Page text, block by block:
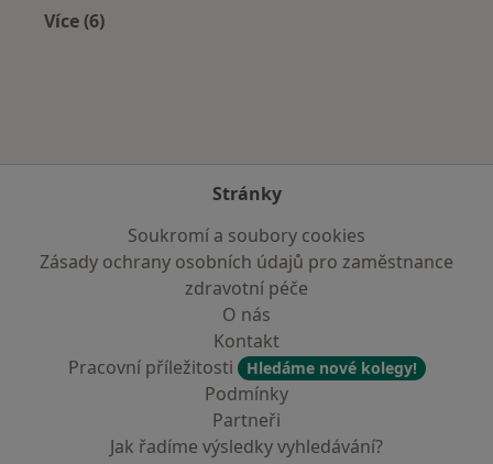
Více (6)
Stránky
Soukromí a soubory cookies
Zásady ochrany osobních údajů pro zaměstnance
zdravotní péče
O nás
Kontakt
Pracovní příležitosti
Hledáme nové kolegy!
Podmínky
Partneři
Jak řadíme výsledky vyhledávání?